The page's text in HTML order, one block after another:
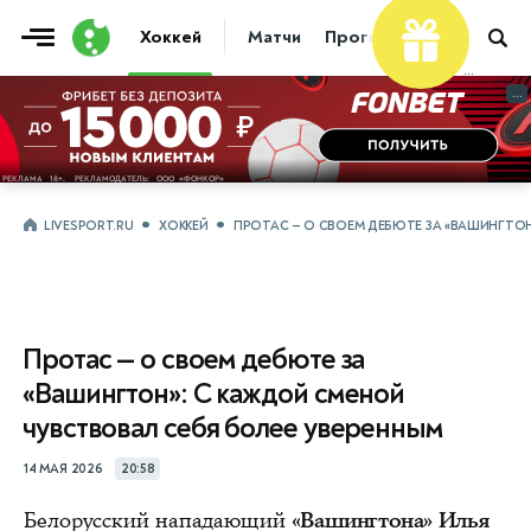
Хоккей Матчи Прогнозы
...
...
LIVESPORT.RU ХОККЕЙ ПРОТАС — О СВОЕМ ДЕБЮТЕ ЗА
Протас — о своем дебюте за
«Вашингтон»: С каждой сменой
чувствовал себя более уверенным
14 МАЯ 2026 20:58
Белорусский нападающий «Вашингтона» Илья